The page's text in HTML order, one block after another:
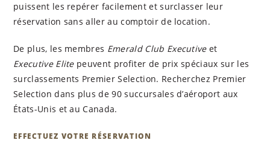
puissent les repérer facilement et surclasser leur
réservation sans aller au comptoir de location.
De plus, les membres Emerald Club Executiveet
Executive Elitepeuvent profiter de prix spéciaux sur les
surclassements Premier Selection. Recherchez Premier
Selection dans plus de 90 succursales d’aéroport aux
États-Unis et au Canada.
EFFECTUEZ VOTRE RÉSERVATION